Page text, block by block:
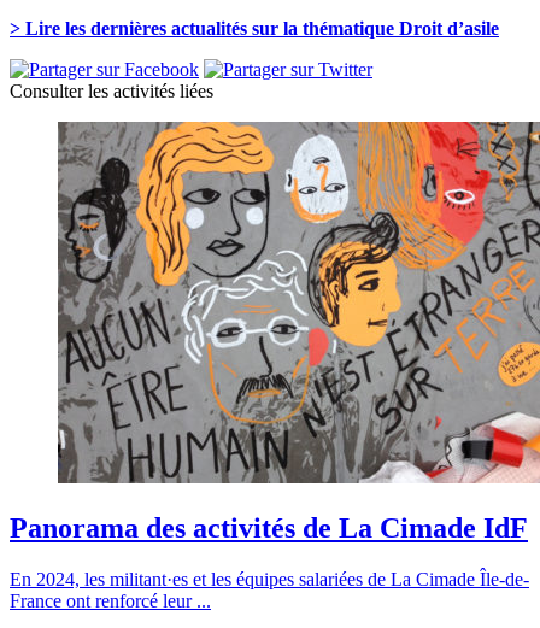
> Lire les dernières actualités sur la thématique Droit d’asile
Consulterles activités liées
Panorama des activités de La Cimade IdF
En 2024, les militant·es et les équipes salariées de La Cimade Île-de-
France ont renforcé leur ...